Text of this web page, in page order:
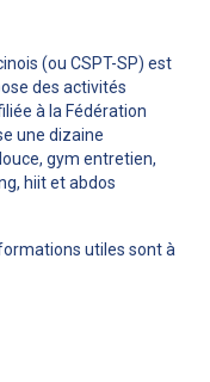
(ou CSPT-SP) est
des activités
à la Fédération
une dizaine
gym entretien,
hiit et abdos
utiles sont à